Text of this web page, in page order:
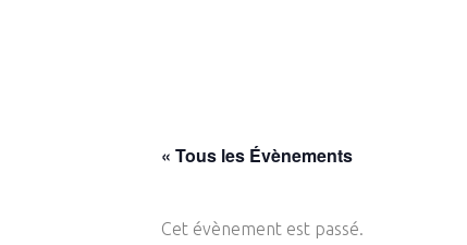
« Tous les Évènements
Cet évènement est passé.